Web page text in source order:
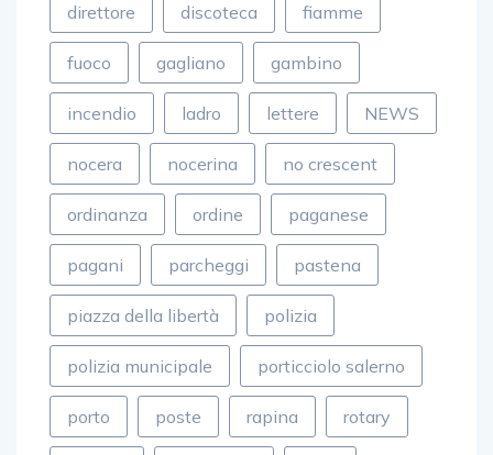
direttore discoteca fiamme
fuoco gagliano gambino
incendio ladro lettere NEWS
nocera nocerina no crescent
ordinanza ordine paganese
pagani parcheggi pastena
piazza della libertà polizia
polizia municipale porticciolo salerno
porto poste rapina rotary